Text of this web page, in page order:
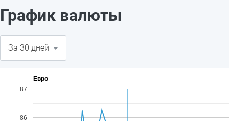
График валюты
Евро
86
87